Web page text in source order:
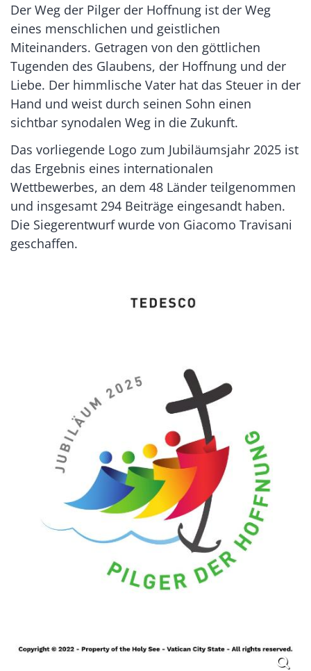
Der Weg der Pilger der Hoffnung ist der Weg
eines menschlichen und geistlichen
Miteinanders. Getragen von den göttlichen
Tugenden des Glaubens, der Hoffnung und der
Liebe. Der himmlische Vater hat das Steuer in der
Hand und weist durch seinen Sohn einen
sichtbar synodalen Weg in die Zukunft.
Das vorliegende Logo zum Jubiläumsjahr 2025 ist
das Ergebnis eines internationalen
Wettbewerbes, an dem 48 Länder teilgenommen
und insgesamt 294 Beiträge eingesandt haben.
Die Siegerentwurf wurde von Giacomo Travisani
geschaffen.